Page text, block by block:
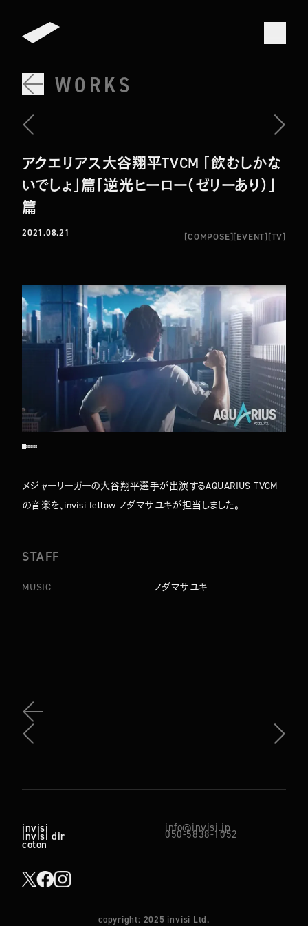
TOP
ABOUT
NEWS
MEMBERS
CONTACT
WORKS
アクエリアス大谷翔平TVCM 「飲むしかな
いでしょ」篇「逆光ヒーロー（ゼリーあり）」
篇
2021.08.21 [COMPOSE][EVENT][TV]
メジャーリーガーの大谷翔平選手が出演するAQUARIUS TVCM
の音楽を、invisi fellow ノダマサユキが担当しました。
STAFF
MUSIC ノダマサユキ
invisi
invisi dir
coton
info@invisi.jp
050-5838-1052
copyright: 2025 invisi Ltd.